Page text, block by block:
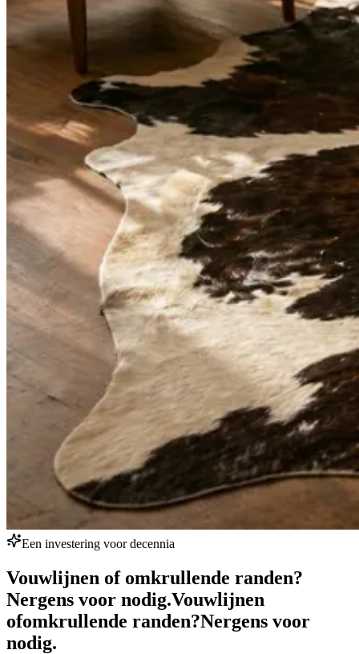
Een investering voor decennia
Vouwlijnen of omkrullende randen?
Nergens voor nodig.Vouwlijnen
ofomkrullende randen?Nergens voor
nodig.